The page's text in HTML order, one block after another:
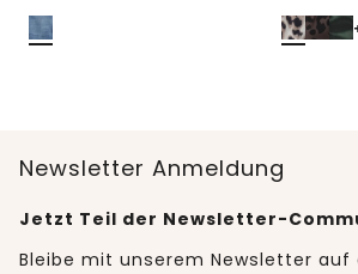
Newsletter Anmeldung
Jetzt Teil der Newsletter-
Bleibe mit unserem Newsletter auf